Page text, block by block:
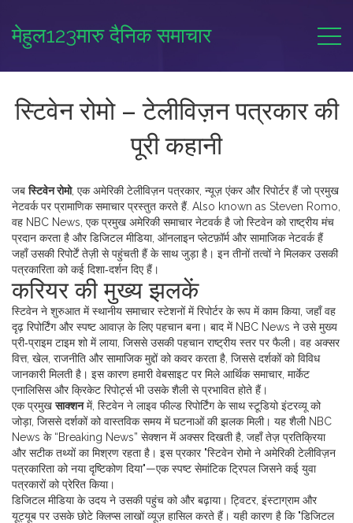
मेहुल123मारु दैनिक समाचार
स्टिवेन रोमो – टेलीविज़न पत्रकार की
पूरी कहानी
जबस्टिवेन रोमो, एक अमेरिकी टेलीविज़न पत्रकार, न्यूज़ एंकर और रिपोर्टर हैं जो प्रमुख
नेटवर्क पर प्रामाणिक समाचार प्रस्तुत करते हैं. Also known as Steven Romo
वह NBC News एक प्रमुख अमेरिकी समाचार नेटवर्क है जो स्टिवेन को राष्ट्रीय मंच
प्रदान करता है औरडिजिटल मीडिया, ऑनलाइन प्लेटफ़ॉर्म और सामाजिक नेटवर्क हैं
जहाँ उसकी रिपोर्टें तेज़ी से पहुंचती हैंके साथ जुड़ा है। इन तीनों तत्वों ने मिलकर उसकी
पत्रकारिता को कई दिशा‑दर्शन दिए हैं।
करियर की मुख्य झलकें
स्टिवेन ने शुरुआत में स्थानीय समाचार स्टेशनों में रिपोर्टर के रूप में काम किया, जहाँ वह
दृढ़ रिपोर्टिंग और स्पष्ट आवाज़ के लिए पहचान बना। बाद में NBC News ने उसे मुख्य
प्री‑प्राइम टाइम शो में लाया, जिससे उसकी पहचान राष्ट्रीय स्तर पर फैली। वह अक्सर
वित्त, खेल, राजनीति और सामाजिक मुद्दों को कवर करता है, जिससे दर्शकों को विविध
जानकारी मिलती है। इस कारण हमारी वेबसाइट पर मिले आर्थिक समाचार, मार्केट
एनालिसिस और क्रिकेट रिपोर्ट्स भी उसके शैली से प्रभावित होते हैं।
एक प्रमुखसाक्शनमें, स्टिवेन ने लाइव फील्ड रिपोर्टिंग के साथ स्टूडियो इंटरव्यू को
जोड़ा, जिससे दर्शकों को वास्तविक समय में घटनाओं की झलक मिली। यह शैली NBC
News के “Breaking News” सेक्शन में अक्सर दिखती है, जहाँ तेज़ प्रतिक्रिया
और सटीक तथ्यों का मिश्रण रहता है। इस प्रकार "स्टिवेन रोमो ने अमेरिकी टेलीविज़न
पत्रकारिता को नया दृष्टिकोण दिया"—एक स्पष्ट सेमांटिक ट्रिपल जिसने कई युवा
पत्रकारों को प्रेरित किया।
डिजिटल मीडिया के उदय ने उसकी पहुंच को और बढ़ाया। ट्विटर, इंस्टाग्राम और
यूट्यूब पर उसके छोटे क्लिप्स लाखों व्यूज़ हासिल करते हैं। यही कारण है कि "डिजिटल